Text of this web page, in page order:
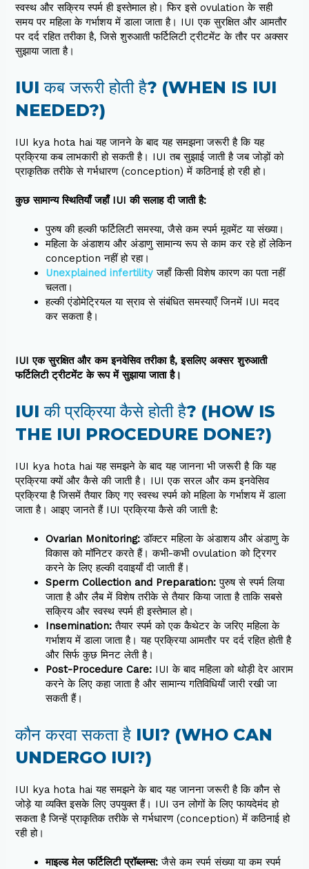
स्वस्थ और सक्रिय स्पर्म ही इस्तेमाल हो। फिर इसे ovulation के सही
समय पर महिला के गर्भाशय में डाला जाता है। IUI एक सुरक्षित और आमतौर
पर दर्द रहित तरीका है, जिसे शुरुआती फर्टिलिटी ट्रीटमेंट के तौर पर अक्सर
सुझाया जाता है।
IUI कब जरूरी होती है? (WHEN IS IUI
NEEDED?)
IUI kya hota hai यह जानने के बाद यह समझना जरूरी है कि यह
प्रक्रिया कब लाभकारी हो सकती है। IUI तब सुझाई जाती है जब जोड़ों को
प्राकृतिक तरीके से गर्भधारण (conception) में कठिनाई हो रही हो।
कुछ सामान्य स्थितियाँ जहाँ IUI की सलाह दी जाती है:
पुरुष की हल्की फर्टिलिटी समस्या, जैसे कम स्पर्म मूवमेंट या संख्या।
महिला के अंडाशय और अंडाणु सामान्य रूप से काम कर रहे हों लेकिन
conception नहीं हो रहा।
Unexplained infertility जहाँ किसी विशेष कारण का पता नहीं
चलता।
हल्की एंडोमेट्रियल या स्राव से संबंधित समस्याएँ जिनमें IUI मदद
कर सकता है।
IUI एक सुरक्षित और कम इनवेसिव तरीका है, इसलिए अक्सर शुरुआती
फर्टिलिटी ट्रीटमेंट के रूप में सुझाया जाता है।
IUI की प्रक्रिया कैसे होती है? (HOW IS
THE IUI PROCEDURE DONE?)
IUI kya hota hai यह समझने के बाद यह जानना भी जरूरी है कि यह
प्रक्रिया क्यों और कैसे की जाती है। IUI एक सरल और कम इनवेसिव
प्रक्रिया है जिसमें तैयार किए गए स्वस्थ स्पर्म को महिला के गर्भाशय में डाला
जाता है। आइए जानते हैं IUI प्रक्रिया कैसे की जाती है:
Ovarian Monitoring:डॉक्टर महिला के अंडाशय और अंडाणु के
विकास को मॉनिटर करते हैं। कभी-कभी ovulation को ट्रिगर
करने के लिए हल्की दवाइयाँ दी जाती हैं।
Sperm Collection and Preparation: पुरुष से स्पर्म लिया
जाता है और लैब में विशेष तरीके से तैयार किया जाता है ताकि सबसे
सक्रिय और स्वस्थ स्पर्म ही इस्तेमाल हो।
Insemination:तैयार स्पर्म को एक कैथेटर के जरिए महिला के
गर्भाशय में डाला जाता है। यह प्रक्रिया आमतौर पर दर्द रहित होती है
और सिर्फ कुछ मिनट लेती है।
Post-Procedure Care: IUI के बाद महिला को थोड़ी देर आराम
करने के लिए कहा जाता है और सामान्य गतिविधियाँ जारी रखी जा
सकती हैं।
कौन करवा सकता है IUI? (WHO CAN
UNDERGO IUI?)
IUI kya hota hai यह समझने के बाद यह जानना जरूरी है कि कौन से
जोड़े या व्यक्ति इसके लिए उपयुक्त हैं। IUI उन लोगों के लिए फायदेमंद हो
सकता है जिन्हें प्राकृतिक तरीके से गर्भधारण (conception) में कठिनाई हो
रही हो।
माइल्ड मेल फर्टिलिटी प्रॉब्लम्स:जैसे कम स्पर्म संख्या या कम स्पर्म